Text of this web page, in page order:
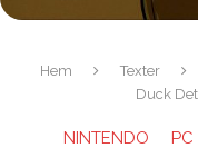
Hem Texter
Duck
NINTENDO PC